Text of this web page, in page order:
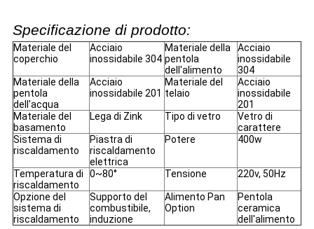
Specificazione di prodotto:
Materiale del
coperchio
Acciaio
inossidabile 304
Materiale della
pentola
dell'alimento
Acciaio
inossidabile
304
Materiale della
pentola
dell'acqua
Acciaio
inossidabile 201
Materiale del
telaio
Acciaio
inossidabile
201
Materiale del
basamento
Lega di Zink Tipo di vetro
Vetro di
carattere
Sistema di
riscaldamento
Piastra di
riscaldamento
elettrica
Potere 400w
Temperatura di
riscaldamento
0~80° Tensione 220v, 50Hz
Opzione del
sistema di
riscaldamento
Supporto del
combustibile,
induzione
Alimento Pan
Option
Pentola
ceramica
dell'alimento